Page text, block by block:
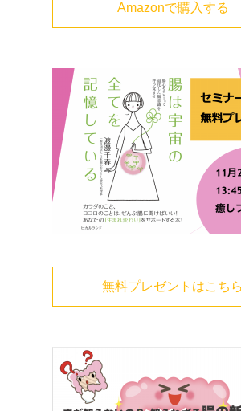
Amazonで購入する
無料プレゼントはこちら